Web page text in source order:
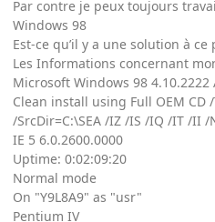
Par contre je peux toujours
Windows 98
Est-ce qu’il y a une solution à ce
Les Informations concernant
Microsoft Windows 98 4.10.2222
Clean install using Full OEM CD
/SrcDir=C:\SEA /IZ /IS /IQ /IT /II /
IE 5 6.0.2600.0000
Uptime: 0:02:09:20
Normal mode
On "Y9L8A9" as "usr"
Pentium IV